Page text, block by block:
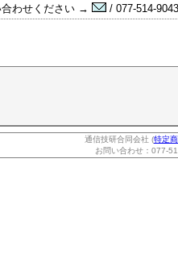
わせください →
/ 077-514-
通信技研合同会社 (特定
お問い合わせ：077-